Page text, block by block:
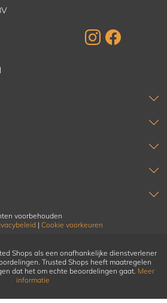
voorbehouden
| Cookie voorkeuren
Shops als een onafhankelijke dienstverlener
Trusted Shops heeft maatregelen
dat het om echte beoordelingen gaat. Meer
informatie